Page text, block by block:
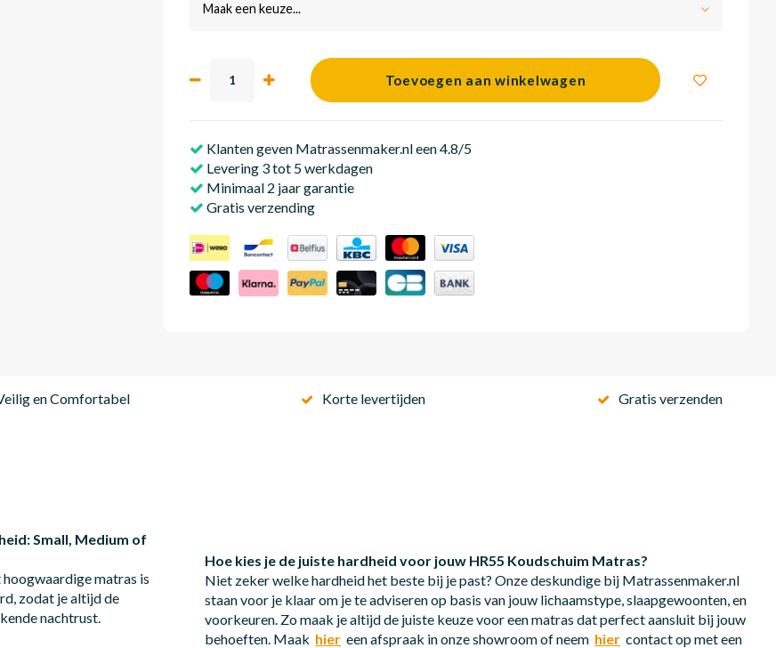
Maak een keuze...
Toevoegen aan winkelwagen
Klanten geven Matrassenmaker.nl een 4.8/5
Levering 3 tot 5 werkdagen
Minimaal 2 jaar garantie
Gratis verzending
en Comfortabel Korte levertijden Gratis verzenden
Small, Medium of
matras is
zodat je altijd de
nachtrust.
Hoe kies je de juiste hardheid voor jouw HR55 Koudschuim Matras?
Niet zeker welke hardheid het beste bij je past? Onze deskundige bij Matrassenmaker.nl
staan voor je klaar om je te adviseren op basis van jouw lichaamstype, slaapgewoonten, en
voorkeuren. Zo maak je altijd de juiste keuze voor een matras dat perfect aansluit bij jouw
behoeften. Maak hier een afspraak in onze showroom of neem hier contact op met een